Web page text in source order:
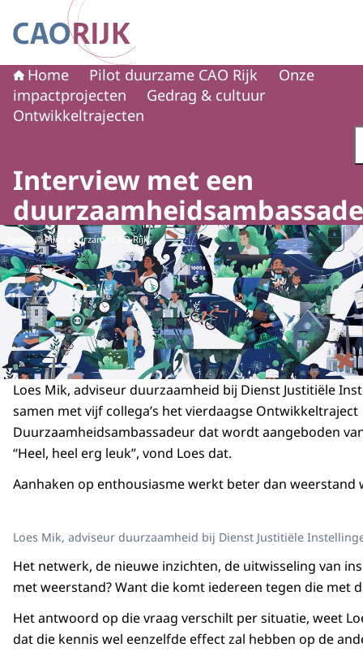
Naar de homepage van CAO Rijk
Home Pilot duurzame CAO Rijk
Onze
impactprojecten
Gedrag & cultuur
Ontwikkeltrajecten
Interview met een
Beeld: © Pilot duurzame CAO Rijk
Loes Mik, adviseur duurzaamheid bij Dienst Justitiële
samen met vijf collega’s het vierdaagse Ontwikkeltraject
Duurzaamheidsambassadeur dat wordt aangeboden
“Heel, heel erg leuk”, vond Loes dat.
Aanhaken op enthousiasme werkt beter dan weerstand
Loes Mik, adviseur duurzaamheid bij Dienst Justitiële
Het netwerk, de nieuwe inzichten, de uitwisseling van
met weerstand? Want die komt iedereen tegen die met
Het antwoord op die vraag verschilt per situatie, weet
dat die kennis wel eenzelfde effect zal hebben op de